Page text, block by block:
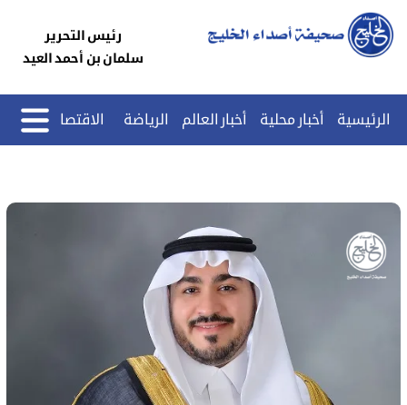
رئيس التحرير
سلمان بن أحمد العيد
الرئيسية أخبار محلية أخبار العالم الرياضة الاقتصاد